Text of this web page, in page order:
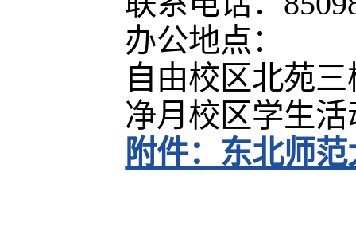
办公地点：
自由校区北苑
净月校区学生活
附件：东北师